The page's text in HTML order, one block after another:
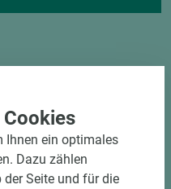
Ihnen ein optimales
Dazu zählen
der Seite und für die